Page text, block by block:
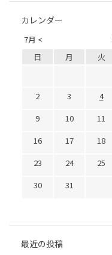
カレンダー
7月 <
日 月 火
2
3 4
9
10 11
16
17 18
23
24 25
30
31
最近の投稿